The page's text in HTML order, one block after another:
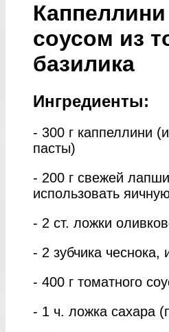
соусом из
базилика
Ингредиенты:
- 300 г каппеллини
пасты)
- 200 г свежей
использовать
- 2 ст. ложки
- 2 зубчика чеснока,
- 400 г томатного
- 1 ч. ложка сахара